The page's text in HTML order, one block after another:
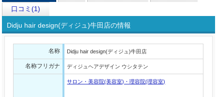
口コミ(1)
Didju hair design(ディジュ)牛田店の情報
名称 Didju hair design(ディジュ)牛田店
名称フリガナ ディジュヘアデザイン ウシタテン
サロン・美容院(美容室)・理容院(理容室)